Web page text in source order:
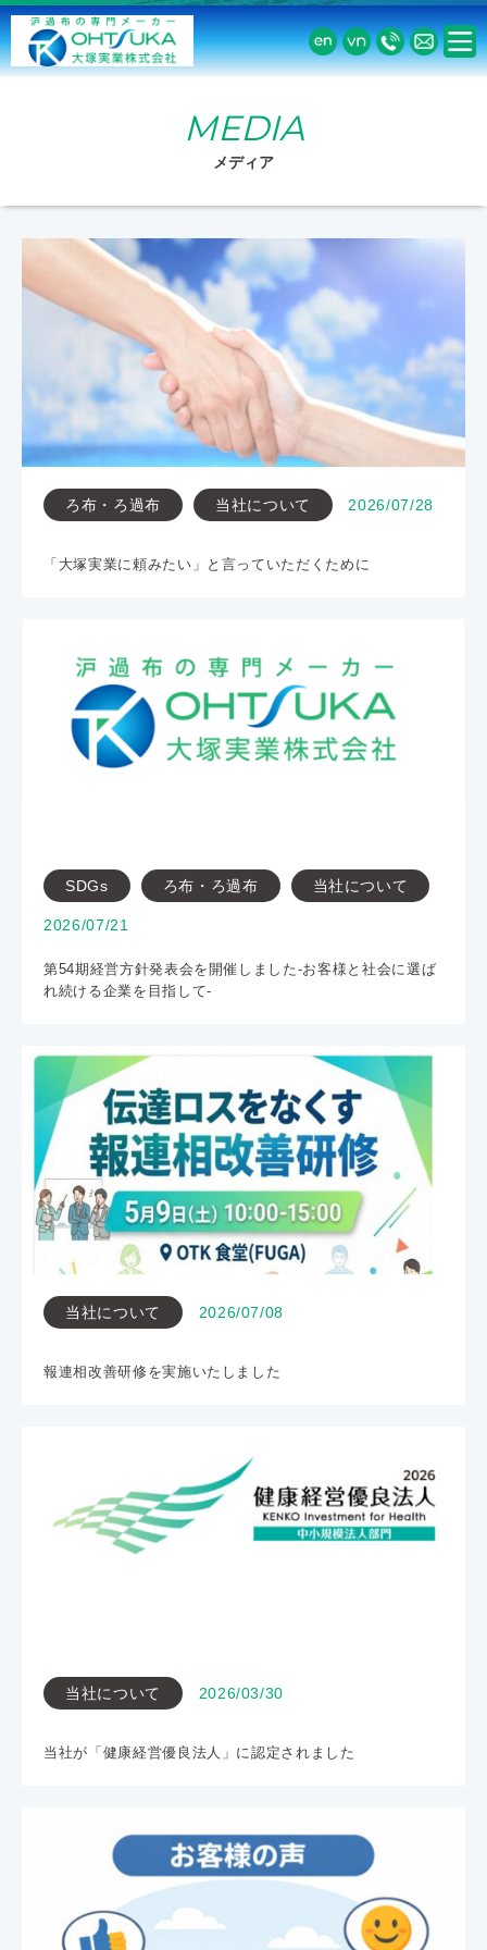
MEDIA
メディア
ろ布・ろ過布 当社について 2026/07/28
「大塚実業に頼みたい」と言っていただくために
SDGs ろ布・ろ過布 当社について
2026/07/21
第54期経営方針発表会を開催しました-お客様と社会に選ば
れ続ける企業を目指して-
当社について 2026/07/08
報連相改善研修を実施いたしました
当社について 2026/03/30
当社が「健康経営優良法人」に認定されました